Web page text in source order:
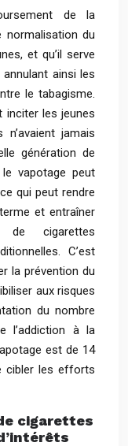
de la
normalisation du
et qu’il serve
ainsi les
le tabagisme.
inciter les jeunes
jamais
génération de
vapotage peut
qui peut rendre
et entraîner
de cigarettes
C’est
la prévention du
aux risques
du nombre
l’addiction à la
est de 14
cibler les efforts
cigarettes